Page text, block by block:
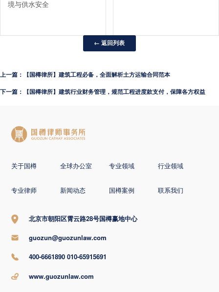
境与供水安全
← 返回列表
上一篇：【国樽律所】建筑工程必备，全面解析土方运输合同范本
下一篇：【国樽律所】建筑行业财务管理，规范工程进度款支付，保障各方权益
关于国樽 全球办公室 专业领域 行业领域
专业律师 新闻动态 国樽案例 联系我们
北京市朝阳区霄云路28号国樽赢地中心
guozun@guozunlaw.com
400-6661890 010-65915691
www.guozunlaw.com